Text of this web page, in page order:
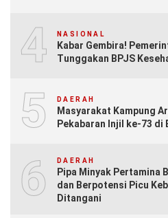
4 NASIONAL
Kabar Gembira!
Tunggakan BPJS
5 DAERAH
Masyarakat Kampung
Pekabaran Injil ke-73 di
6 DAERAH
Pipa Minyak Pertamina
dan Berpotensi Picu
Ditangani